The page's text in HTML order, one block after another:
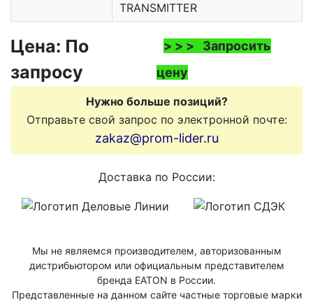
TRANSMITTER
Цена: По
запросу
> > > Запросить
цену
Нужно больше позиций?
Отправьте свой запрос по электронной почте:
zakaz@prom-lider.ru
Доставка по России:
Мы не являемся производителем, авторизованным
дистрибьютором или официальным представителем
бренда ЕАТОN в России.
Представленные на данном сайте частные торговые марки